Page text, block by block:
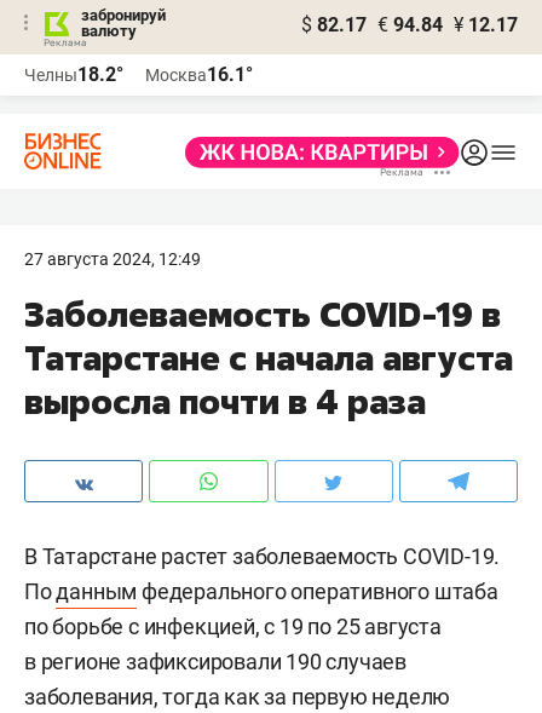
забронируй
валюту
$ 82.17 € 94.84 ¥ 12.17
Челны18.2° Москва16.1°
27 августа 2024, 12:49
Заболеваемость COVID-19 в
Татарстане с начала августа
выросла почти в 4 раза
В Татарстане растет заболеваемость COVID-19.
Поданным федерального оперативного штаба
по борьбе с инфекцией, с 19 по 25 августа
в регионе зафиксировали 190 случаев
заболевания, тогда как за первую неделю